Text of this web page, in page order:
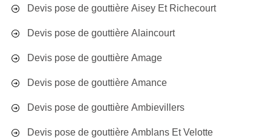
Devis pose de gouttière Aisey Et Richecourt
Devis pose de gouttière Alaincourt
Devis pose de gouttière Amage
Devis pose de gouttière Amance
Devis pose de gouttière Ambievillers
Devis pose de gouttière Amblans Et Velotte